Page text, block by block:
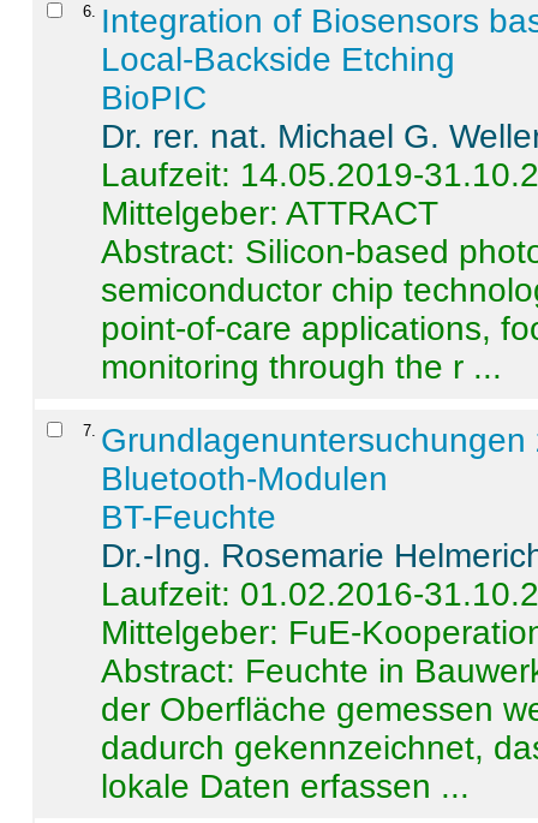
6
Integration of Biosensors
Local-Backside Etching
BioPIC
Dr. rer. nat. Michael G.
Laufzeit: 14.05.2019-
Mittelgeber: ATTRACT
Abstract: Silicon-based
semiconductor chip
point-of-care applications,
monitoring through the r ...
7
Bluetooth-Modulen
BT-Feuchte
Dr.-Ing. Rosemarie
Laufzeit: 01.02.2016-
Mittelgeber: FuE-
Abstract: Feuchte in
der Oberfläche gemessen
dadurch gekennzeichnet,
lokale Daten erfassen ...